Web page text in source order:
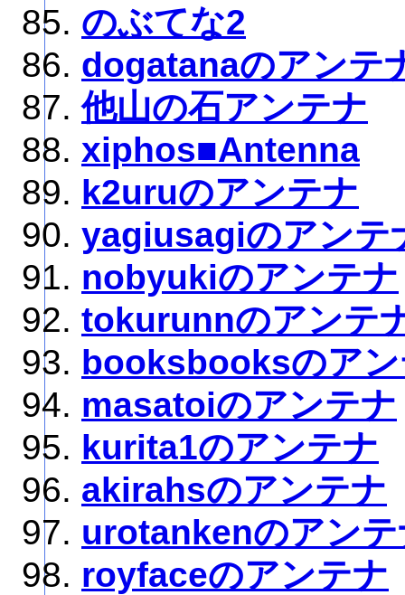
のぶてな2
dogatanaのアンテ
他山の石アンテナ
xiphos■Antenna
k2uruのアンテナ
yagiusagiのアンテ
nobyukiのアンテナ
tokurunnのアンテ
booksbooksのア
masatoiのアンテナ
kurita1のアンテナ
akirahsのアンテナ
urotankenのアンテ
royfaceのアンテナ